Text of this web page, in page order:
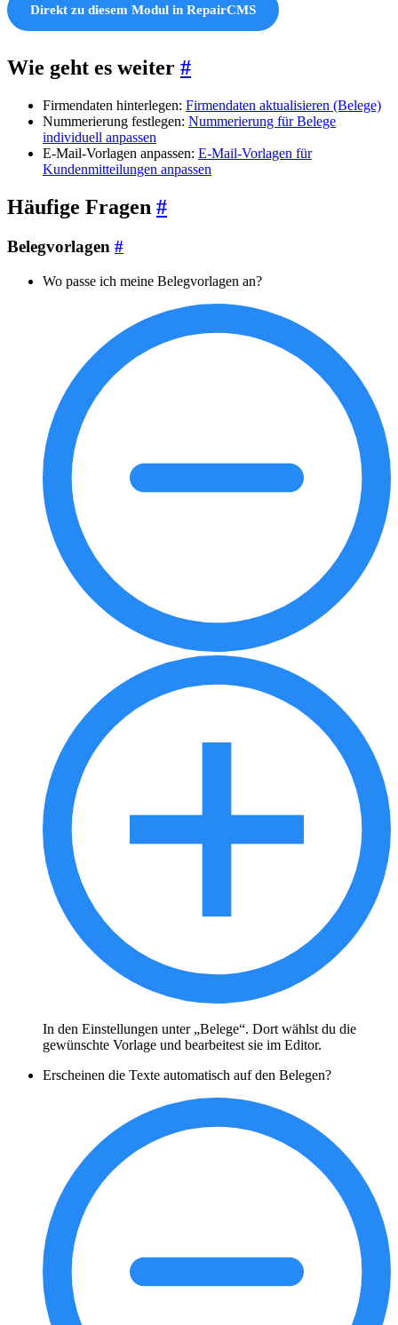
Direkt zu diesem Modul in RepairCMS
Wie geht es weiter #
Firmendaten hinterlegen: Firmendaten aktualisieren (Belege)
Nummerierung festlegen: Nummerierung für Belege
individuell anpassen
E-Mail-Vorlagen anpassen: E-Mail-Vorlagen für
Kundenmitteilungen anpassen
Häufige Fragen #
Belegvorlagen #
Wo passe ich meine Belegvorlagen an?
In den Einstellungen unter „Belege“. Dort wählst du die
gewünschte Vorlage und bearbeitest sie im Editor.
Erscheinen die Texte automatisch auf den Belegen?